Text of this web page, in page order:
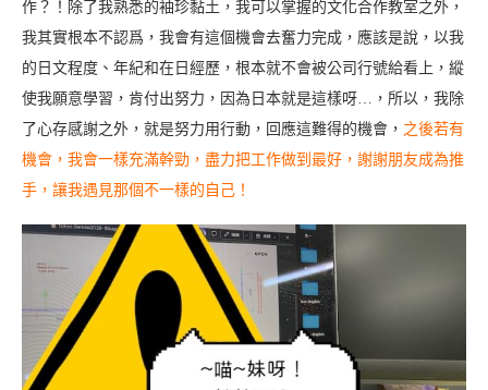
作？！除了我熟悉的袖珍黏土，我可以掌握的文化合作教室之外，
我其實根本不認爲，我會有這個機會去奮力完成，應該是說，以我
的日文程度、年紀和在日經歷，根本就不會被公司行號給看上，縱
使我願意學習，肯付出努力，因為日本就是這樣呀…，所以，我除
了心存感謝之外，就是努力用行動，回應這難得的機會， 之後若有
機會，我會一樣充滿幹勁，盡力把工作做到最好，謝謝朋友成為推
手，讓我遇見那個不一樣的自己！